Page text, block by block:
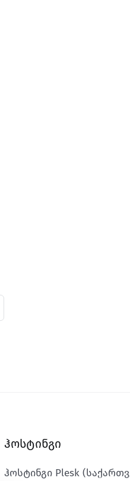
ჰოსტინგი
ჰოსტინგი Plesk